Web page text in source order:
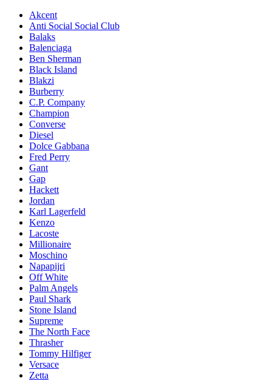
Akcent
Anti Social Social Club
Balaks
Balenciaga
Ben Sherman
Black Island
Blakzi
Burberry
C.P. Company
Champion
Converse
Diesel
Dolce Gabbana
Fred Perry
Gant
Gap
Hackett
Jordan
Karl Lagerfeld
Kenzo
Lacoste
Millionaire
Moschino
Napapijri
Off White
Palm Angels
Paul Shark
Stone Island
Supreme
The North Face
Thrasher
Tommy Hilfiger
Versace
Zetta